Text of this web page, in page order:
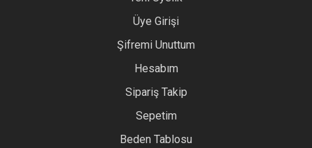
Üye Girişi
Şifremi Unuttum
Hesabım
Sipariş Takip
Sepetim
Beden Tablosu